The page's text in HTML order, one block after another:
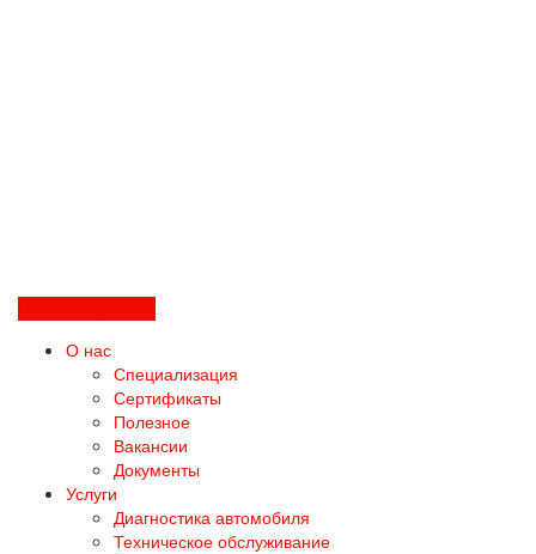
О нас
Специализация
Сертификаты
Полезное
Вакансии
Документы
Услуги
Диагностика автомобиля
Техническое обслуживание